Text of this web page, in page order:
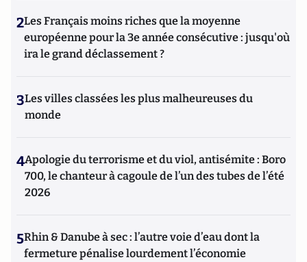
2Les Français moins riches que la moyenne
européenne pour la 3e année consécutive : jusqu'où
ira le grand déclassement ?
3Les villes classées les plus malheureuses du
monde
4Apologie du terrorisme et du viol, antisémite : Boro
700, le chanteur à cagoule de l’un des tubes de l’été
2026
5Rhin & Danube à sec : l’autre voie d’eau dont la
fermeture pénalise lourdement l’économie